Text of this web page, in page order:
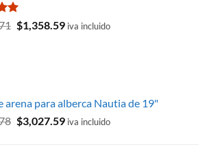
El
$1,358.59Eliva incluido
arena para alberca Nautia de 19"
El
$3,027.59Eliva incluido